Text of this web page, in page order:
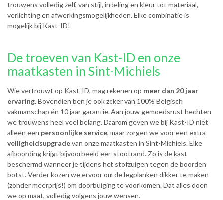
trouwens volledig zelf, van stijl, indeling en kleur tot materiaal,
verlichting en afwerkingsmogelijkheden. Elke combinatie is
mogelijk bij Kast-ID!
De troeven van Kast-ID en onze
maatkasten in Sint-Michiels
Wie vertrouwt op Kast-ID, mag rekenen op meer dan 20 jaar
ervaring. Bovendien ben je ook zeker van 100% Belgisch
vakmanschap én 10 jaar garantie. Aan jouw gemoedsrust hechten
we trouwens heel veel belang. Daarom geven we bij Kast-ID niet
alleen een persoonlijke service, maar zorgen we voor een extra
veiligheidsupgradevan onze maatkasten in Sint-Michiels. Elke
afboording krijgt bijvoorbeeld een stootrand. Zo is de kast
beschermd wanneer je tijdens het stofzuigen tegen de boorden
botst. Verder kozen we ervoor om de legplanken dikker te maken
(zonder meerprijs!) om doorbuiging te voorkomen. Dat alles doen
we op maat, volledig volgens jouw wensen.